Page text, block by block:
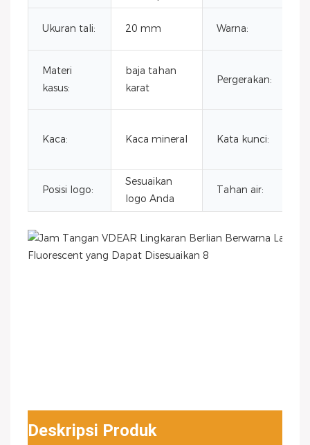
Ukuran tali: 20 mm Warna:
Materi
kasus:
baja tahan
karat
Pergerakan:
Kaca: Kaca mineral Kata kunci:
Posisi logo:
Sesuaikan
logo Anda
Tahan air:
Deskripsi Produk